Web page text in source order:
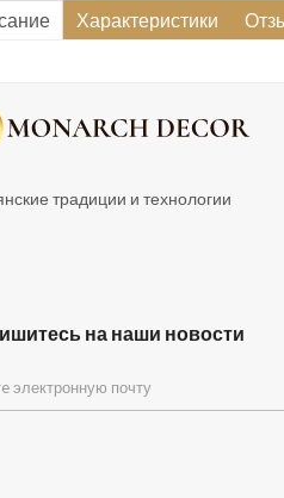
Характеристики
традиции и технологии
на наши новости